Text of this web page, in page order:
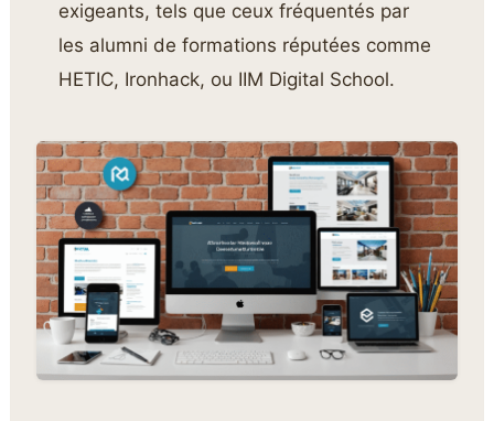
exigeants, tels que ceux fréquentés par
les alumni de formations réputées comme
HETIC, Ironhack, ou IIM Digital School.